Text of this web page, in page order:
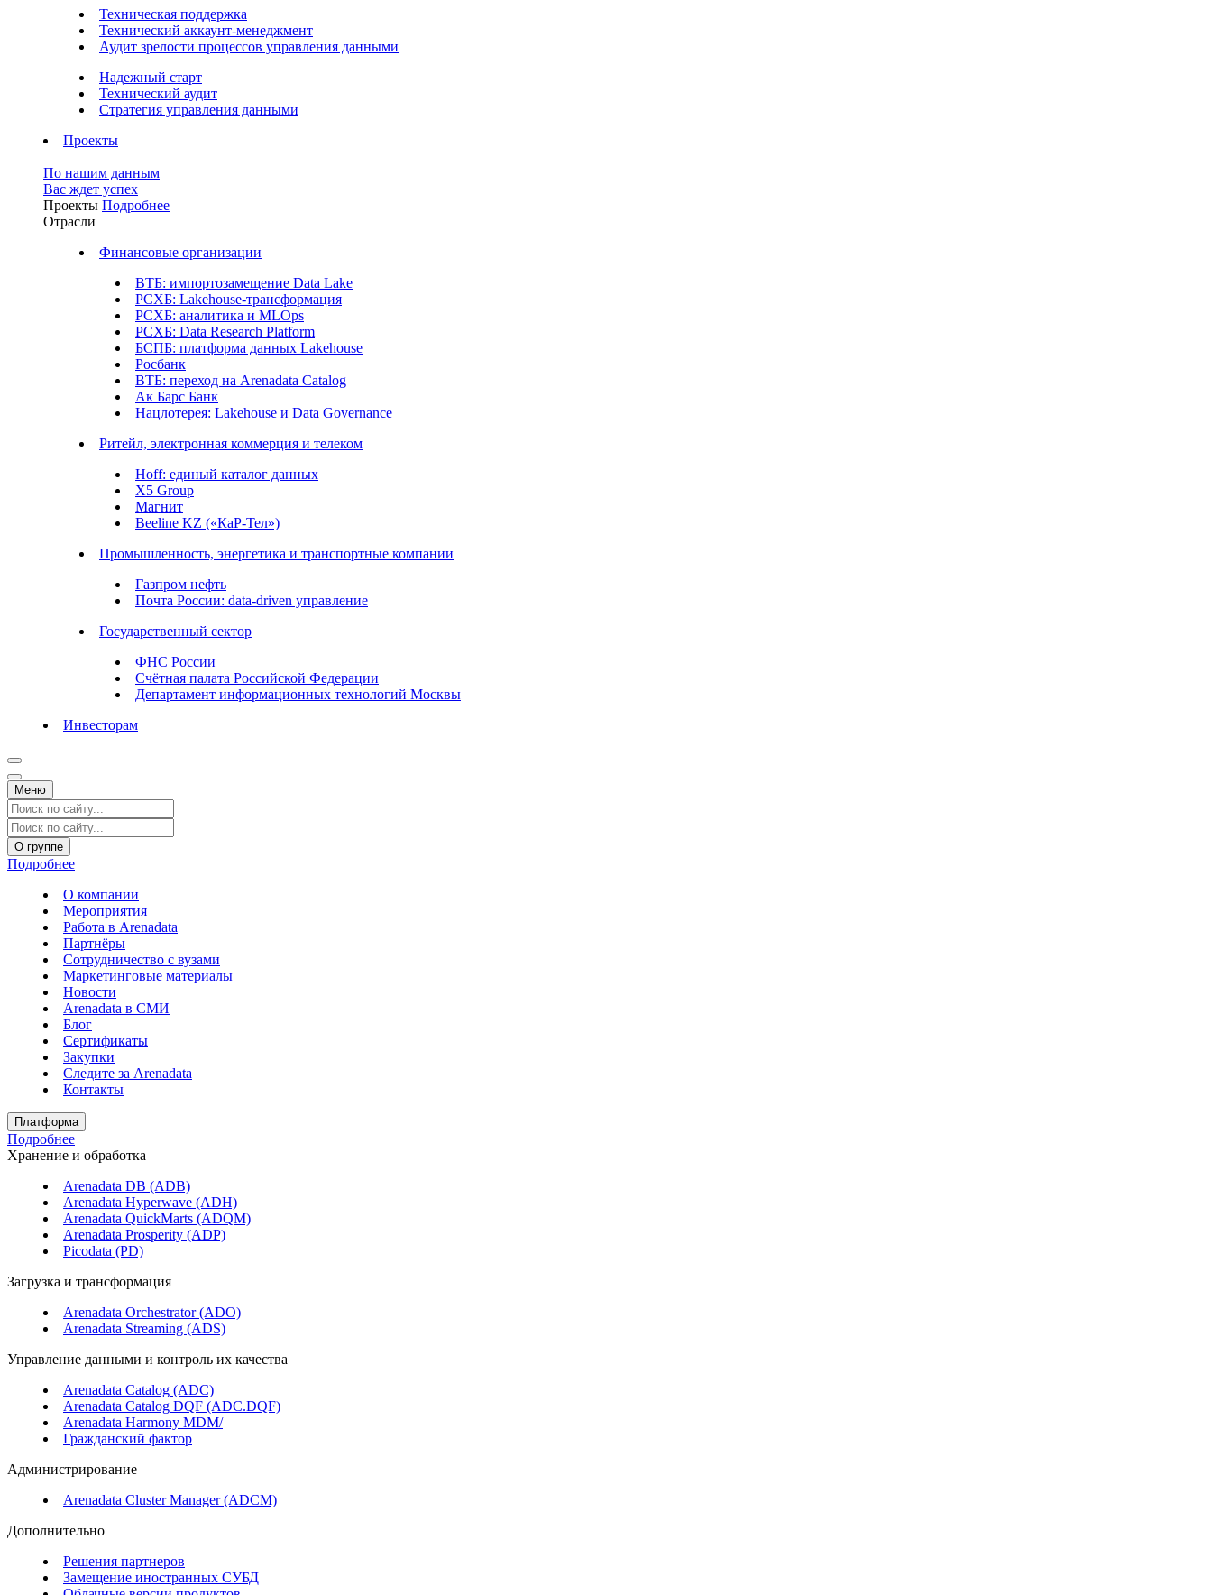
Техническая поддержка
Технический аккаунт-менеджмент
Аудит зрелости процессов управления данными
Надежный старт
Технический аудит
Стратегия управления данными
Проекты
По нашим данным
Вас ждет успех
Проекты Подробнее
Отрасли
Финансовые организации
ВТБ: импортозамещение Data Lake
РСХБ: Lakehouse-трансформация
РСХБ: аналитика и MLOps
РСХБ: Data Research Platform
БСПБ: платформа данных Lakehouse
Росбанк
ВТБ: переход на Arenadata Catalog
Ак Барс Банк
Нацлотерея: Lakehouse и Data Governance
Ритейл, электронная коммерция и телеком
Hoff: единый каталог данных
X5 Group
Магнит
Beeline KZ («КаР-Тел»)
Промышленность, энергетика и транспортные компании
Газпром нефть
Почта России: data-driven управление
Государственный сектор
ФНС России
Счётная палата Российской Федерации
Департамент информационных технологий Москвы
Инвесторам
Меню
О группе
Подробнее
О компании
Мероприятия
Работа в Arenadata
Партнёры
Сотрудничество с вузами
Маркетинговые материалы
Новости
Arenadata в СМИ
Блог
Сертификаты
Закупки
Следите за Аrenadata
Контакты
Платформа
Подробнее
Хранение и обработка
Arenadata DB (ADB)
Arenadata Hyperwave (ADH)
Arenadata QuickMarts (ADQM)
Arenadata Prosperity (ADP)
Picodata (PD)
Загрузка и трансформация
Arenadata Orchestrator (ADO)
Arenadata Streaming (ADS)
Управление данными и контроль их качества
Arenadata Catalog (ADC)
Arenadata Catalog DQF (ADС.DQF)
Arenadata Harmony MDM/
Гражданский фактор
Администрирование
Arenadata Cluster Manager (ADCM)
Дополнительно
Решения партнеров
Замещение иностранных СУБД